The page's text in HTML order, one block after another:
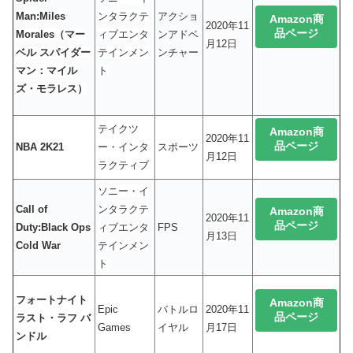
Man:Miles
Morales（マー
ベル スパイダー
マン：マイル
ズ・モラレス）
ンタラクテ
ィブエンタ
テインメン
ト
アクショ
ンアドベ
ンチャー
2020年11
月12日
Amazon商
品ページ
NBA 2K21
テイクツ
ー・インタ
ラクティブ
スポーツ
2020年11
月12日
Amazon商
品ページ
Call of
Duty:Black Ops
Cold War
ソニー・イ
ンタラクテ
ィブエンタ
テインメン
ト
FPS
2020年11
月13日
Amazon商
品ページ
フォートナイト
ラスト・ラフ バ
ンドル
Epic
Games
バトルロ
イヤル
2020年11
月17日
Amazon商
品ページ